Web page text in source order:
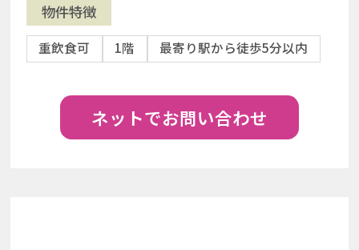
物件特徴
重飲食可 1階 最寄り駅から徒歩5分以内
ネットでお問い合わせ